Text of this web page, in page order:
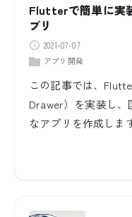
Flutterで簡単に実
プリ
2021-07-07
アプリ開発
この記事では、
Drawer）を実装し
なアプリを作成しま